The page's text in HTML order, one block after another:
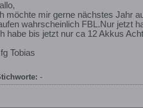
möchte mir gerne nächstes Jahr
wahrscheinlich FBL.Nur jetzt
habe bis jetzt nur ca 12 Akkus
Tobias
-